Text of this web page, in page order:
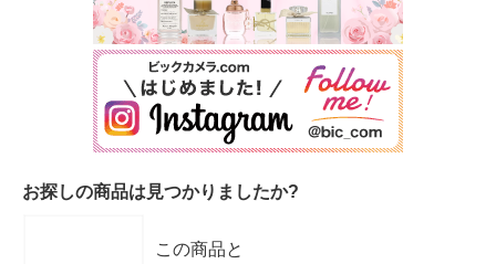
お探しの商品は見つかりましたか?
この商品と